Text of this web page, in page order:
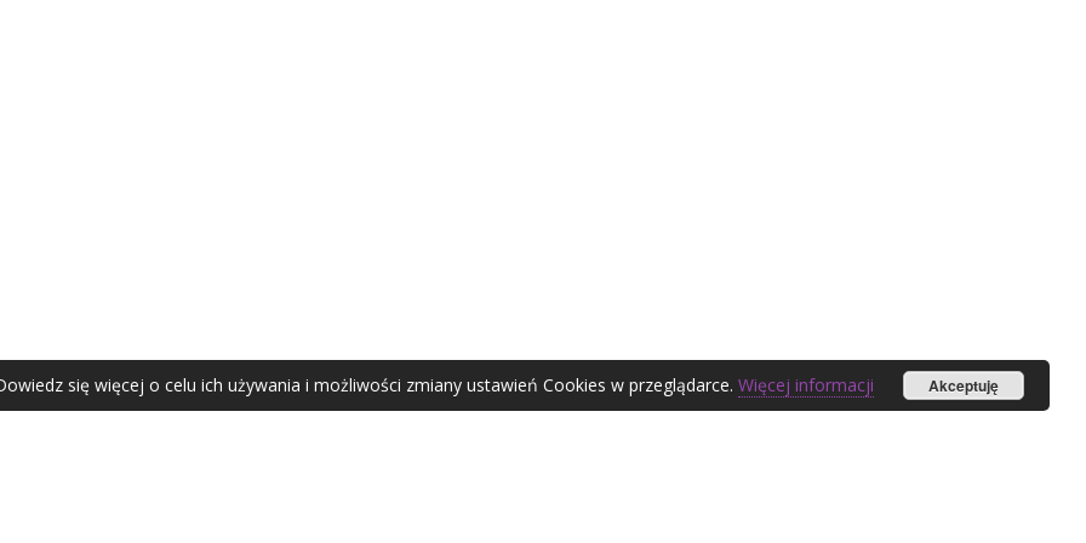
Agata Zubel © 2021
się więcej o celu ich używania i możliwości zmiany ustawień Cookies w przeglądarce. Więcej informacji Akceptuję